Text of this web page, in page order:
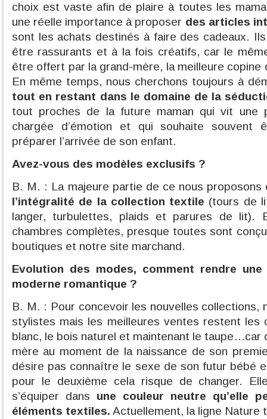
choix est vaste afin de plaire à toutes les
une réelle importance à proposer des articles
sont les achats destinés à faire des cadeaux.
être rassurants et à la fois créatifs, car le
être offert par la grand-mère, la meilleure copine
En même temps, nous cherchons toujours à
tout en restant dans le domaine de la
tout proches de la future maman qui vit une
chargée d’émotion et qui souhaite souvent
préparer l’arrivée de son enfant.
Avez-vous des modèles exclusifs ?
B. M. : La majeure partie de ce nous
l’intégralité de la collection textile (tours de
langer, turbulettes, plaids et parures de lit).
chambres complètes, presque toutes sont
boutiques et notre site marchand.
Evolution des modes, comment rendre
moderne romantique ?
B. M. : Pour concevoir les nouvelles collections,
stylistes mais les meilleures ventes restent les
blanc, le bois naturel et maintenant le taupe…car
mère au moment de la naissance de son
désire pas connaître le sexe de son futur bébé
pour le deuxième cela risque de changer.
s’équiper dans une couleur neutre qu’elle
éléments textiles. Actuellement, la ligne Nature